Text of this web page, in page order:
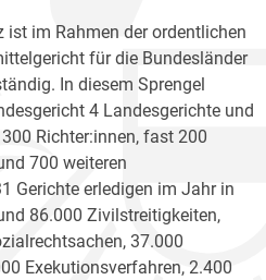
ist im Rahmen der ordentlichen
für die Bundesländer
In diesem Sprengel
4 Landesgerichte und
Richter:innen, fast 200
700 weiteren
Gerichte erledigen im Jahr in
86.000 Zivilstreitigkeiten,
37.000
Exekutionsverfahren, 2.400